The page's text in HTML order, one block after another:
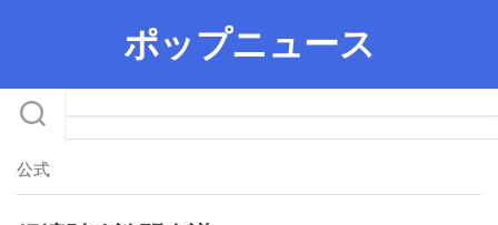
ポップニュース
公式